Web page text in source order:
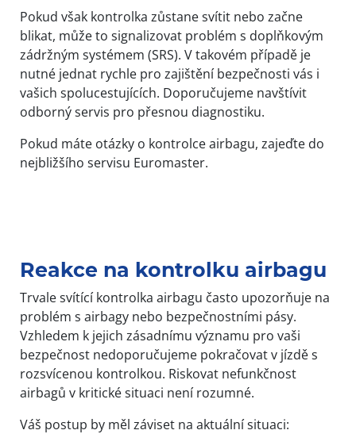
Pokud však kontrolka zůstane svítit nebo začne
blikat, může to signalizovat problém s doplňkovým
zádržným systémem (SRS). V takovém případě je
nutné jednat rychle pro zajištění bezpečnosti vás i
vašich spolucestujících. Doporučujeme navštívit
odborný servis pro přesnou diagnostiku.
Pokud máte otázky o kontrolce airbagu, zajeďte do
nejbližšího servisu Euromaster.
Reakce na kontrolku airbagu
Trvale svítící kontrolka airbagu často upozorňuje na
problém s airbagy nebo bezpečnostními pásy.
Vzhledem k jejich zásadnímu významu pro vaši
bezpečnost nedoporučujeme pokračovat v jízdě s
rozsvícenou kontrolkou. Riskovat nefunkčnost
airbagů v kritické situaci není rozumné.
Váš postup by měl záviset na aktuální situaci: